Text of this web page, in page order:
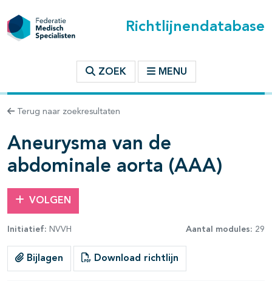
Richtlijnendatabase
ZOEK MENU
Terug naar zoekresultaten
Aneurysma van de
abdominale aorta (AAA)
VOLGEN
Initiatief: NVVH Aantal modules: 29
Bijlagen Download richtlijn
binnen deze richtlijn
open- en dichtklappen
open- en dichtklappen